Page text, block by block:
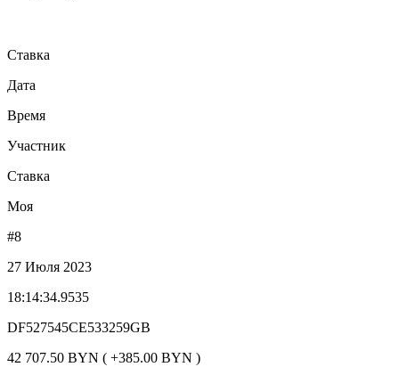
Ставка
Дата
Время
Участник
Ставка
Моя
#8
27 Июля 2023
18:14:34.9535
DF527545CE533259GB
42 707.50 BYN ( +385.00 BYN )